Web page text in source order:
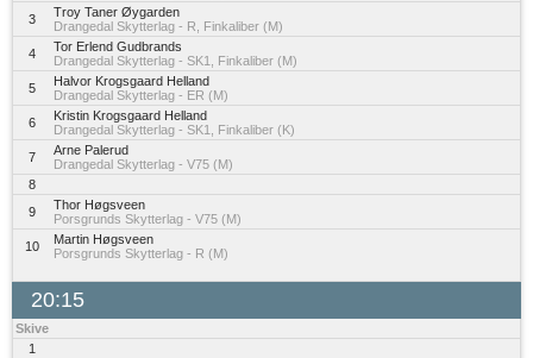
3
Troy Taner Øygarden
Drangedal Skytterlag - R, Finkaliber (M)
4
Tor Erlend Gudbrands
Drangedal Skytterlag - SK1, Finkaliber (M)
5
Halvor Krogsgaard Helland
Drangedal Skytterlag - ER (M)
6
Kristin Krogsgaard Helland
Drangedal Skytterlag - SK1, Finkaliber (K)
7
Arne Palerud
Drangedal Skytterlag - V75 (M)
8
9
Thor Høgsveen
Porsgrunds Skytterlag - V75 (M)
10
Martin Høgsveen
Porsgrunds Skytterlag - R (M)
20:15
Skive
1